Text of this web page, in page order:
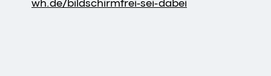
wh.de/bildschirmfrei-sei-dabei